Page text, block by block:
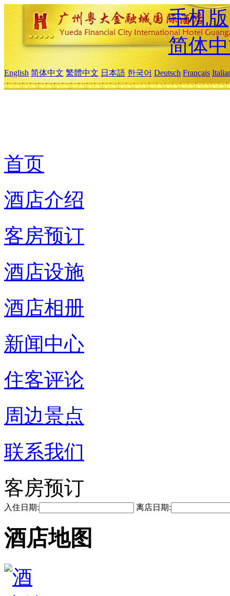
手机版
简体
English 简体中文 繁體中文 日本語 한국어 Deutsch Français
首页
酒店介绍
客房预订
酒店设施
酒店相册
新闻中心
住客评论
周边景点
联系我们
客房预订
入住日期: 离店日期:
酒店地图